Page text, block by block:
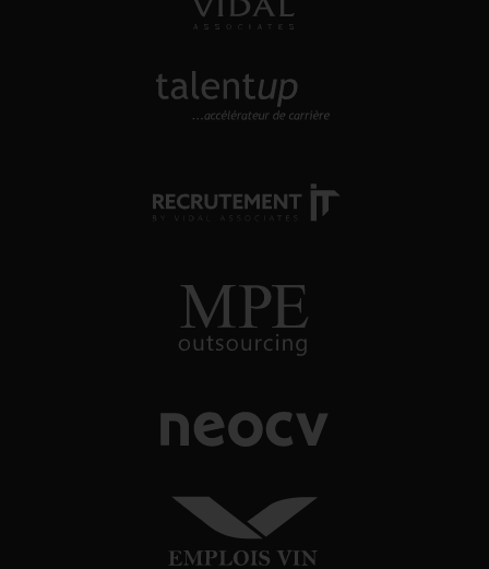
approche directe
TALENTUP
découvrez notre site carrière
RECRUTEMENT-IT
toutes nos offres d'emploi dans
MPE OUTSOURCING
conseil et recrutement énergie, oil
& gas
NEOCV
application tracking system
EMPLOIS-VIN
toutes nos offres d'emploi dans